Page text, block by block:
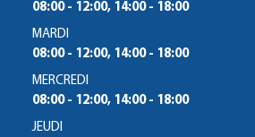
08:00 - 12:00, 14:00 - 18:00
MARDI
08:00 - 12:00, 14:00 - 18:00
MERCREDI
08:00 - 12:00, 14:00 - 18:00
JEUDI